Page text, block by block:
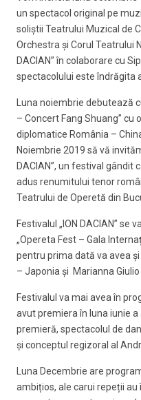
un spectacol original pe
soliștii Teatrului Muzical de
Orchestra și Corul Teatrului
DACIAN” în colaborare cu
spectacolului este îndrăgita
Luna noiembrie debutează
– Concert Fang Shuang” cu
diplomatice România –
Noiembrie 2019 să vă
DACIAN”, un festival gândit
adus renumitului tenor
Teatrului de Operetă din
Festivalul „ION DACIAN” se
„Opereta Fest – Gala
pentru prima dată va avea
– Japonia și Marianna Giulio
Festivalul va mai avea în
avut premiera în luna iunie a
premieră, spectacolul de
și conceptul regizoral al
Luna Decembrie are
ambițios, ale carui repeții